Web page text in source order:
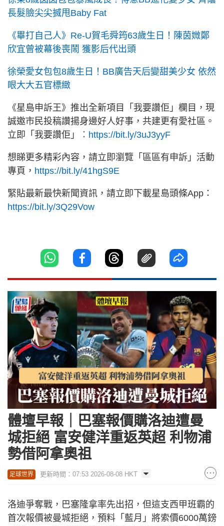
長髮臉尖尖搣甩Baby Fat
《畢打自己人》Re-U賀毛舜筠63歲生日！陳茵媺鄭
欣宜曾被幕後喪鬧 獲影后代出頭
徐榮愛女包包8歲生日！BB廣告天后變甜美少女 依然
眼大大五官標緻
《星島申訴王》推出全新項目「我要讚佢」欄目，現
誠邀市民投稿讚揚身邊好人好事，共建更有愛社區。
立即「我要讚佢」︰ https://bit.ly/3uJ3yyF
想睇更多精彩內容，請立即瀏覽「區區有申訴」活動
專頁， https://bit.ly/41hgS9E
緊貼最新最快新聞資訊，請立即下載星島頭條App：
https://bit.ly/3Q29Vow
體壇早報｜巴塞報價購洛迪遭曼
城拒絕 富安健洋重返英超 利物浦
勢借阿拿奧祖
足球世界 更新時間：07:53 2026-08-08 HKT
洛迪爭奪戰，巴塞隆拿率先出招，但這支西甲班霸的
首次報價被曼城拒絕，預料「藍月」將索價6000萬鎊